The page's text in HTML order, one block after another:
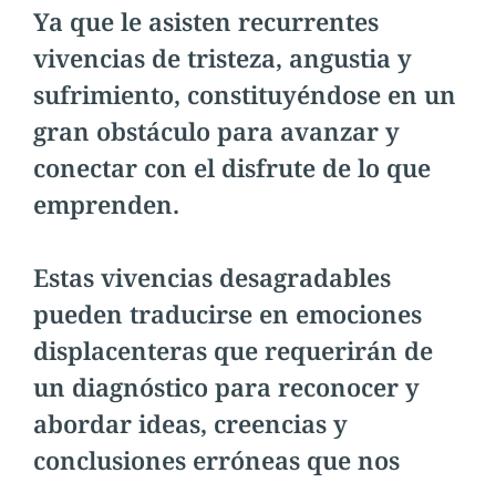
Ya que le asisten recurrentes
vivencias de tristeza, angustia y
sufrimiento, constituyéndose en un
gran obstáculo para avanzar y
conectar con el disfrute de lo que
emprenden.
Estas vivencias desagradables
pueden traducirse en emociones
displacenteras que requerirán de
un diagnóstico para reconocer y
abordar ideas, creencias y
conclusiones erróneas que nos